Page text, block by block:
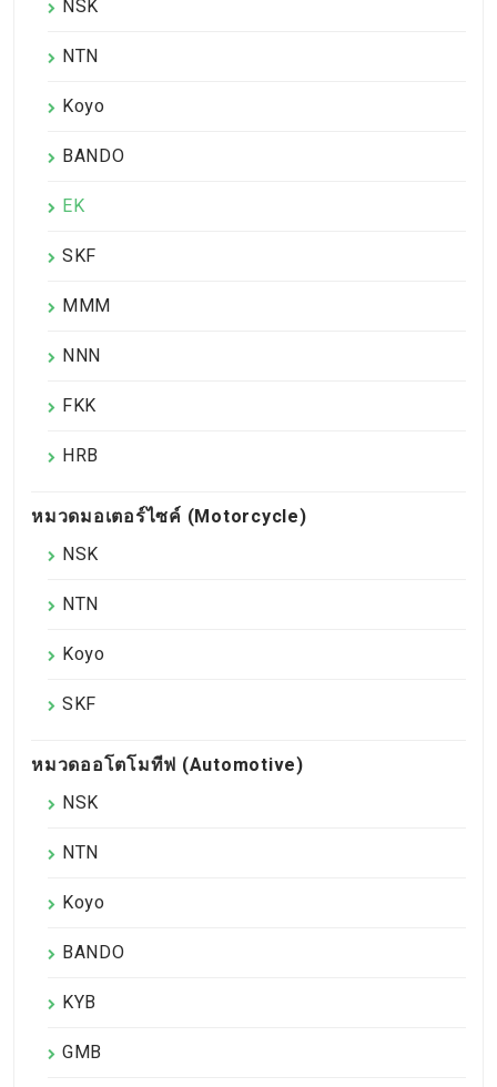
NSK
NTN
Koyo
BANDO
EK
SKF
MMM
NNN
FKK
HRB
หมวดมอเตอร์ไซค์ (Motorcycle)
NSK
NTN
Koyo
SKF
หมวดออโตโมทีฟ (Automotive)
NSK
NTN
Koyo
BANDO
KYB
GMB